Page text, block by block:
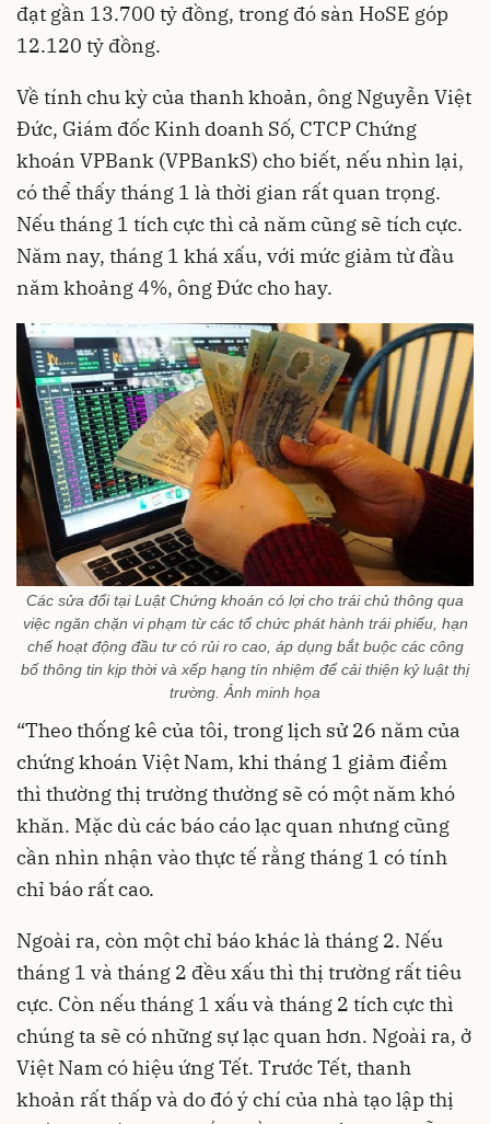
đạt gần 13.700 tỷ đồng, trong đó sàn HoSE góp
12.120 tỷ đồng.
Về tính chu kỳ của thanh khoản, ông Nguyễn Việt
Đức, Giám đốc Kinh doanh Số, CTCP Chứng
khoán VPBank (VPBankS) cho biết, nếu nhìn lại,
có thể thấy tháng 1 là thời gian rất quan trọng.
Nếu tháng 1 tích cực thì cả năm cũng sẽ tích cực.
Năm nay, tháng 1 khá xấu, với mức giảm từ đầu
năm khoảng 4%, ông Đức cho hay.
Các sửa đổi tại Luật Chứng khoán có lợi cho trái chủ thông qua
việc ngăn chặn vi phạm từ các tổ chức phát hành trái phiếu, hạn
chế hoạt động đầu tư có rủi ro cao, áp dụng bắt buộc các công
bố thông tin kịp thời và xếp hạng tín nhiệm để cải thiện kỷ luật thị
trường. Ảnh minh họa
“Theo thống kê của tôi, trong lịch sử 26 năm của
chứng khoán Việt Nam, khi tháng 1 giảm điểm
thì thường thị trường thường sẽ có một năm khó
khăn. Mặc dù các báo cáo lạc quan nhưng cũng
cần nhìn nhận vào thực tế rằng tháng 1 có tính
chỉ báo rất cao.
Ngoài ra, còn một chỉ báo khác là tháng 2. Nếu
tháng 1 và tháng 2 đều xấu thì thị trường rất tiêu
cực. Còn nếu tháng 1 xấu và tháng 2 tích cực thì
chúng ta sẽ có những sự lạc quan hơn. Ngoài ra, ở
Việt Nam có hiệu ứng Tết. Trước Tết, thanh
khoản rất thấp và do đó ý chí của nhà tạo lập thị